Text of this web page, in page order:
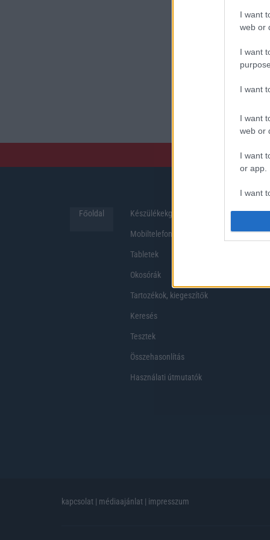
I want
web or
I want
I want
I want
web or
I want
or app.
I want
I want
vidám dolgok
Főoldal Készülékekguru
Mobiltelefonok
Tabletek
Okosórák
Tartozékok, kiegeszítők
Keresés
Tesztek
Összehasonlítás
Használati útmutatók
Hirek
kapcsolat | médiaajánlat | impresszum